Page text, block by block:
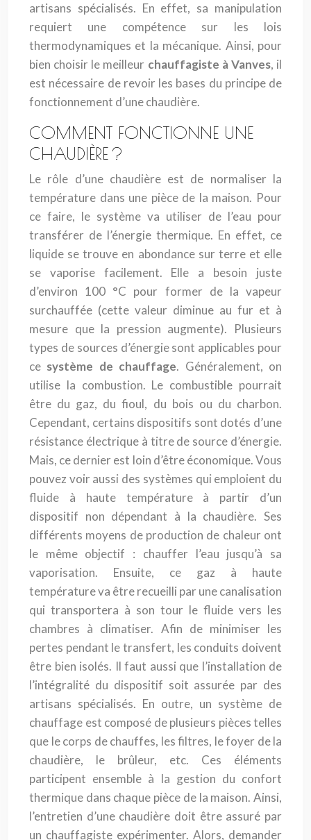
artisans spécialisés. En effet, sa manipulation
requiert une compétence sur les lois
thermodynamiques et la mécanique. Ainsi, pour
bien choisir le meilleur chauffagiste à Vanves, il
est nécessaire de revoir les bases du principe de
fonctionnement d’une chaudière.
COMMENT FONCTIONNE UNE
CHAUDIÈRE ?
Le rôle d’une chaudière est de normaliser la
température dans une pièce de la maison. Pour
ce faire, le système va utiliser de l’eau pour
transférer de l’énergie thermique. En effet, ce
liquide se trouve en abondance sur terre et elle
se vaporise facilement. Elle a besoin juste
d’environ 100 °C pour former de la vapeur
surchauffée (cette valeur diminue au fur et à
mesure que la pression augmente). Plusieurs
types de sources d’énergie sont applicables pour
ce système de chauffage. Généralement, on
utilise la combustion. Le combustible pourrait
être du gaz, du fioul, du bois ou du charbon.
Cependant, certains dispositifs sont dotés d’une
résistance électrique à titre de source d’énergie.
Mais, ce dernier est loin d’être économique. Vous
pouvez voir aussi des systèmes qui emploient du
fluide à haute température à partir d’un
dispositif non dépendant à la chaudière. Ses
différents moyens de production de chaleur ont
le même objectif : chauffer l’eau jusqu’à sa
vaporisation. Ensuite, ce gaz à haute
température va être recueilli par une canalisation
qui transportera à son tour le fluide vers les
chambres à climatiser. Afin de minimiser les
pertes pendant le transfert, les conduits doivent
être bien isolés. Il faut aussi que l’installation de
l’intégralité du dispositif soit assurée par des
artisans spécialisés. En outre, un système de
chauffage est composé de plusieurs pièces telles
que le corps de chauffes, les filtres, le foyer de la
chaudière, le brûleur, etc. Ces éléments
participent ensemble à la gestion du confort
thermique dans chaque pièce de la maison. Ainsi,
l’entretien d’une chaudière doit être assuré par
un chauffagiste expérimenter. Alors, demander